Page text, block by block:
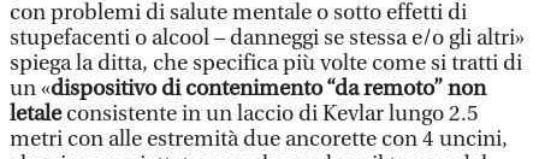
con problemi di salute mentale o sotto effetti di
stupefacenti o alcool – danneggi se stessa e/o gli altri»
spiega la ditta, che specifica più volte come si tratti di
un «dispositivo di contenimento “da remoto” non
letaleconsistente in un laccio di Kevlar lungo 2.5
metri con alle estremità due ancorette con 4 uncini,